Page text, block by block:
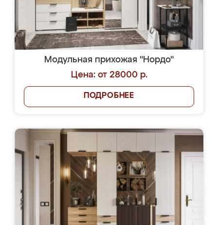
Модульная прихожая "Нордо"
Цена: от 28000 р.
ПОДРОБНЕЕ